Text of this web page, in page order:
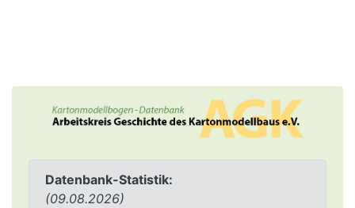
Datenbank-Statistik:
(09.08.2026)